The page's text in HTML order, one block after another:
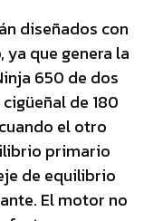
diseñados con
que genera la
650 de dos
de 180
el otro
primario
de equilibrio
El motor no